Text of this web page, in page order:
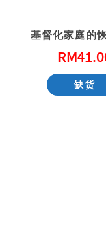
基督化家庭的
RM
缺货